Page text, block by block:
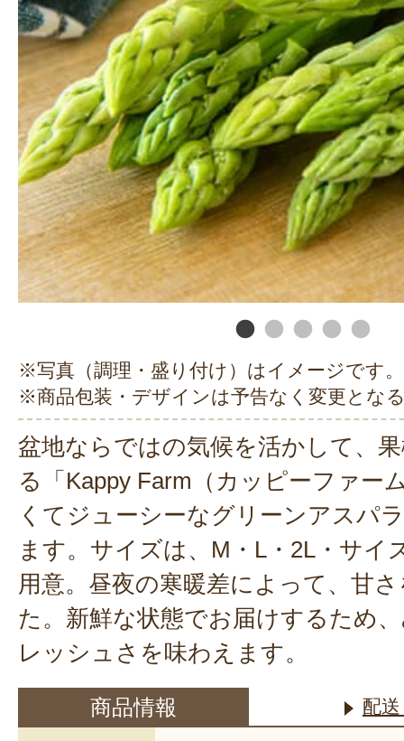
※写真（調理・盛り付け）はイメージです。
※商品包装・デザインは予告なく変更とな
盆地ならではの気候を活かして、
る「Kappy Farm（カッピーファー
くてジューシーなグリーンアスパ
ます。サイズは、M・L・2L・サイ
用意。昼夜の寒暖差によって、甘
た。新鮮な状態でお届けするため
レッシュさを味わえます。
商品情報 配